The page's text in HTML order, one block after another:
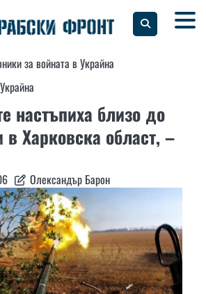
за войната в Украйна
настъпиха близо до
в Харковска област, –
Олександър Барон